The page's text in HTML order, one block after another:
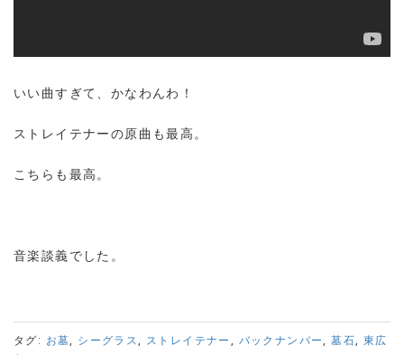
いい曲すぎて、かなわんわ！
ストレイテナーの原曲も最高。
こちらも最高。
音楽談義でした。
タグ: お墓, シーグラス, ストレイテナー , バックナンバー,墓石, 東広